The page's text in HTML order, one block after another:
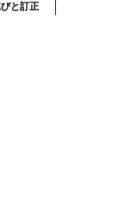
と訂正